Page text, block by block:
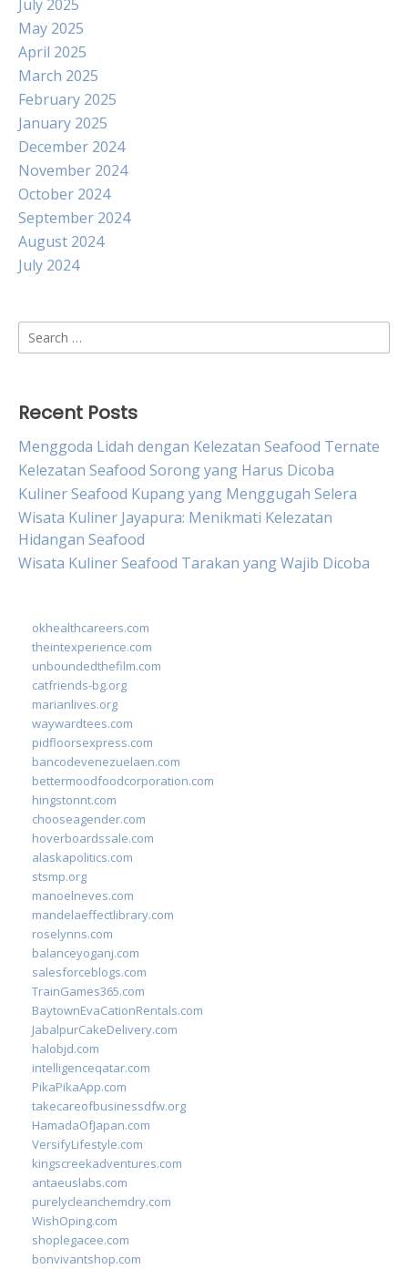
July 2025
May 2025
April 2025
March 2025
February 2025
January 2025
December 2024
November 2024
October 2024
September 2024
August 2024
July 2024
Search
for:
Recent Posts
Menggoda Lidah dengan Kelezatan Seafood Ternate
Kelezatan Seafood Sorong yang Harus Dicoba
Kuliner Seafood Kupang yang Menggugah Selera
Wisata Kuliner Jayapura: Menikmati Kelezatan
Hidangan Seafood
Wisata Kuliner Seafood Tarakan yang Wajib Dicoba
okhealthcareers.com
theintexperience.com
unboundedthefilm.com
catfriends-bg.org
marianlives.org
waywardtees.com
pidfloorsexpress.com
bancodevenezuelaen.com
bettermoodfoodcorporation.com
hingstonnt.com
chooseagender.com
hoverboardssale.com
alaskapolitics.com
stsmp.org
manoelneves.com
mandelaeffectlibrary.com
roselynns.com
balanceyoganj.com
salesforceblogs.com
TrainGames365.com
BaytownEvaCationRentals.com
JabalpurCakeDelivery.com
halobjd.com
intelligenceqatar.com
PikaPikaApp.com
takecareofbusinessdfw.org
HamadaOfJapan.com
VersifyLifestyle.com
kingscreekadventures.com
antaeuslabs.com
purelycleanchemdry.com
WishOping.com
shoplegacee.com
bonvivantshop.com